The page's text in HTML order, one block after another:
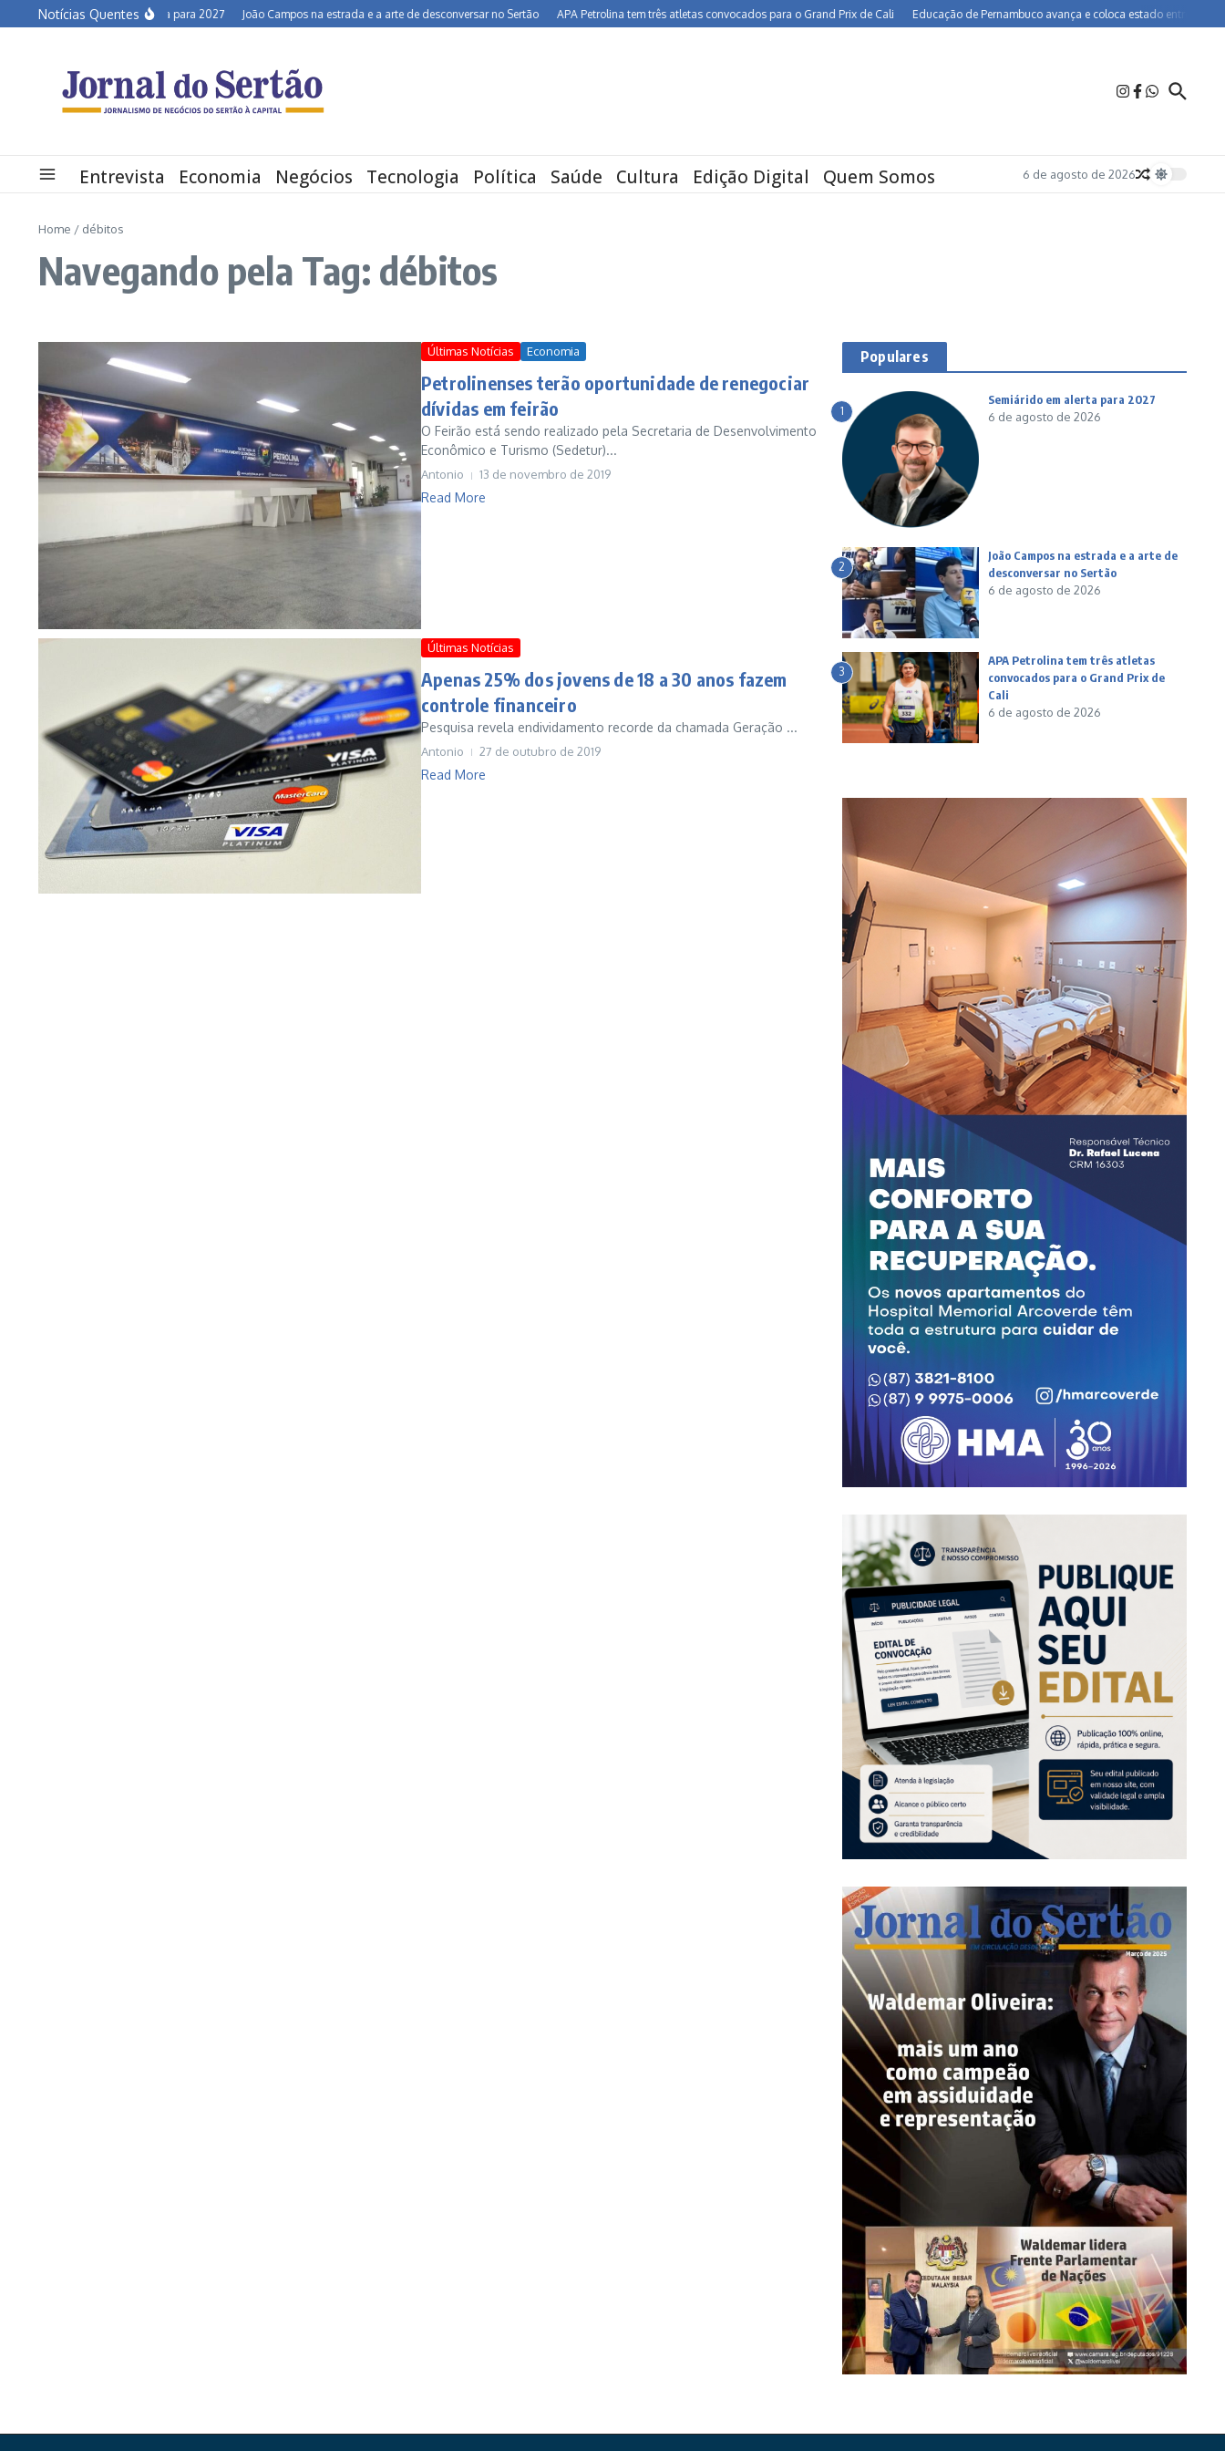
Ir para o conteúdo
Notícias Quentes
Semiárido em alerta para 2027 João Campos na estrada e a arte de desconversar no Sertão APA Petrolina tem três atletas convocados para o Grand Prix de Cali Educação de Pernambuco avança e coloca estado entre os
Entrevista Economia Negócios Tecnologia Política Saúde Cultura Edição Digital Quem Somos 6 de agosto de 2026
Home / débitos
Navegando pela Tag: débitos
Últimas Notícias Economia
Petrolinenses terão oportunidade de renegociar
dívidas em feirão
O Feirão está sendo realizado pela Secretaria de Desenvolvimento
Econômico e Turismo (Sedetur)...
Antonio 13 de novembro de 2019
Read More
Últimas Notícias
Apenas 25% dos jovens de 18 a 30 anos fazem
controle financeiro
Pesquisa revela endividamento recorde da chamada Geração ...
Antonio 27 de outubro de 2019
Read More
Populares
1
Semiárido em alerta para 2027
6 de agosto de 2026
2
João Campos na estrada e a arte de
desconversar no Sertão
6 de agosto de 2026
3
APA Petrolina tem três atletas
convocados para o Grand Prix de
Cali
6 de agosto de 2026